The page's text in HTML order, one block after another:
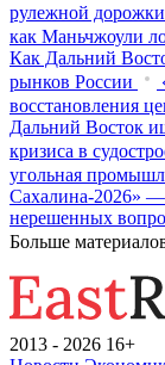
рулежной дорожки
как Маньчжоули
Как Дальний
рынков России
восстановления
Дальний Восток
кризиса в
угольная
Сахалина-2026» —
нерешенных
Больше
2013 - 2026 16+